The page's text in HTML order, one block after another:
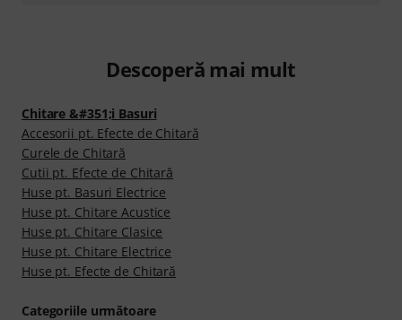
Descoperă mai mult
Chitare &#351;i Basuri
Accesorii pt. Efecte de Chitară
Curele de Chitară
Cutii pt. Efecte de Chitară
Huse pt. Basuri Electrice
Huse pt. Chitare Acustice
Huse pt. Chitare Clasice
Huse pt. Chitare Electrice
Huse pt. Efecte de Chitară
Categoriile următoare